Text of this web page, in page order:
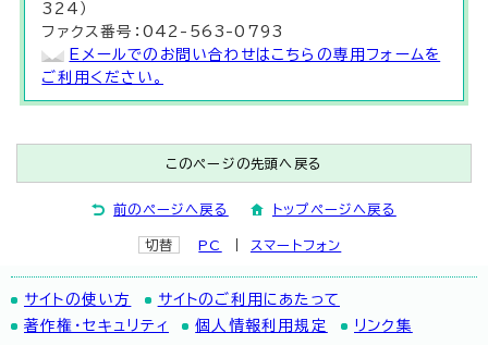
324）
ファクス番号：042-563-0793
Eメールでのお問い合わせはこちらの専用フォームを
ご利用ください。
このページの先頭へ戻る
前のページへ戻る トップページへ戻る
切替 PC スマートフォン
サイトの使い方
サイトのご利用にあたって
著作権・セキュリティ
個人情報利用規定 リンク集